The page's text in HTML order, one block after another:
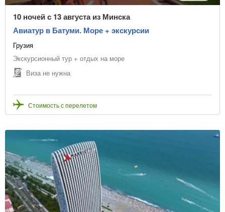
10 ночей с 13 августа из Минска
Авиатур в Батуми. Море + экскурсии
Грузия
Экскурсионный тур + отдых на море
Виза не нужна
Стоимость с перелетом